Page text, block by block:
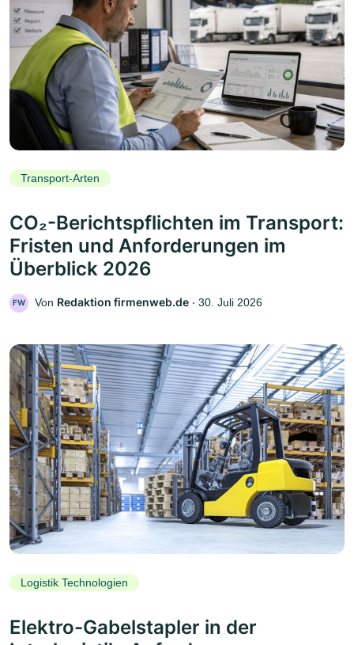
Transport-Arten
CO₂-Berichtspflichten im Transport:
Fristen und Anforderungen im
Überblick 2026
FW Von Redaktion firmenweb.de ‧ 30. Juli 2026
Logistik Technologien
Elektro-Gabelstapler in der